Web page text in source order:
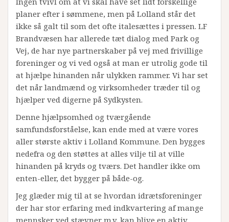
planer efter i sømmene, men på Lolland står det
ikke så galt til som det ofte italesættes i pressen. LF
Brandvæsen har allerede tæt dialog med Park og
Vej, de har nye partnerskaber på vej med frivillige
foreninger og vi ved også at man er utrolig gode til
at hjælpe hinanden når ulykken rammer. Vi har set
det når landmænd og virksomheder træder til og
hjælper ved digerne på Sydkysten.
Denne hjælpsomhed og tværgående
samfundsforståelse, kan ende med at være vores
aller største aktiv i Lolland Kommune. Den bygges
nedefra og den støttes at alles vilje til at ville
hinanden på kryds og tværs. Det handler ikke om
enten-eller, det bygger på både-og.
Jeg glæder mig til at se hvordan idrætsforeninger
der har stor erfaring med indkvartering af mange
mennsker ved stævner m.v. kan blive en aktiv